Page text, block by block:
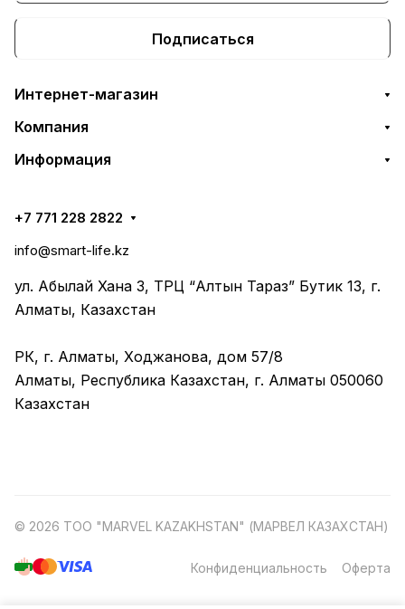
Подписаться
Интернет-магазин
Компания
Информация
+7 771 228 2822
info@smart-life.kz
ул. Абылай Хана 3, ТРЦ “Алтын Тараз” Бутик 13, г.
Алматы, Казахстан
РК, г. Алматы, Ходжанова, дом 57/8
Алматы, Республика Казахстан, г. Алматы 050060
Казахстан
© 2026 ТОО "MARVEL KAZAKHSTAN" (МАРВЕЛ КАЗАХСТАН)
Конфиденциальность Оферта